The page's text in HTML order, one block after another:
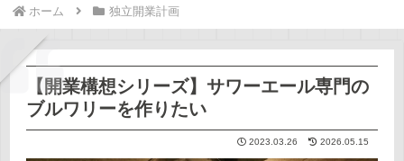
ホーム 独立開業計画
【開業構想シリーズ】サワーエール専門の
ブルワリーを作りたい
2023.03.26 2026.05.15